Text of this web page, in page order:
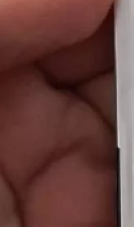
случаев!
носитель
стучит или
на бесплатную